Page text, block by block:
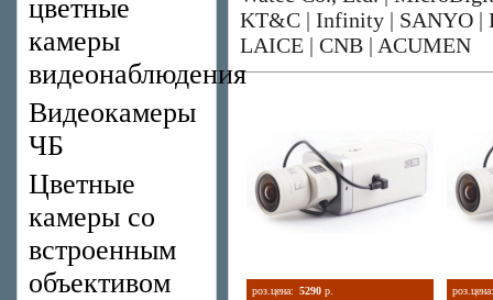
цветные
камеры
видеонаблюдения
Видеокамеры
ЧБ
Цветные
камеры со
встроенным
объективом
KT&C | Infinity | SANYO |
LAICE | CNB | ACUMEN
роз.цена: 5290 р.
роз.цена: